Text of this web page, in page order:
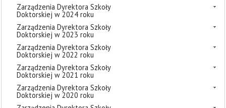
Zarządzenia Dyrektora Szkoły
Doktorskiej w 2024 roku
Zarządzenia Dyrektora Szkoły
Doktorskiej w 2023 roku
Zarządzenia Dyrektora Szkoły
Doktorskiej w 2022 roku
Zarządzenia Dyrektora Szkoły
Doktorskiej w 2021 roku
Zarządzenia Dyrektora Szkoły
Doktorskiej w 2020 roku